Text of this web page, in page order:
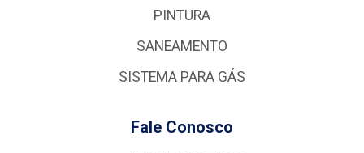
PINTURA
SANEAMENTO
SISTEMA PARA GÁS
Fale Conosco